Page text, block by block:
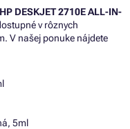
HP DESKJET 2710E ALL-IN-
v rôznych
V našej ponuke nájdete
5ml